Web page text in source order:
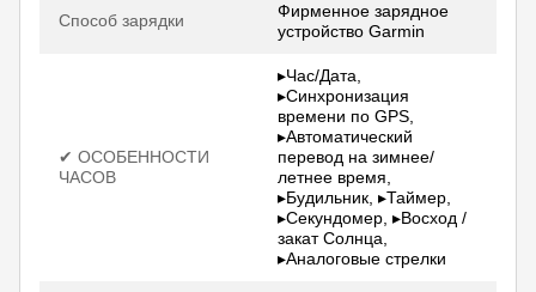
Способ зарядки
Фирменное зарядное
устройство Garmin
✔ ОСОБЕННОСТИ
ЧАСОВ
▸Час/Дата,
▸Синхронизация
времени по GPS,
▸Автоматический
перевод на зимнее/
летнее время,
▸Будильник, ▸Таймер,
▸Секундомер, ▸Восход /
закат Солнца,
▸Аналоговые стрелки